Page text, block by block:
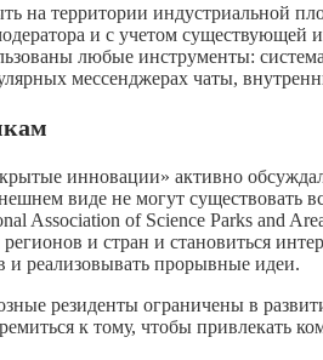
на территории индустриальной
и с учетом существующей
любые инструменты:
мессенджерах чаты,
инновации» активно
виде не могут существовать
Association of Science Parks and
и стран и становиться
и реализовывать прорывные идеи.
резиденты ограничены в
к тому, чтобы привлекать